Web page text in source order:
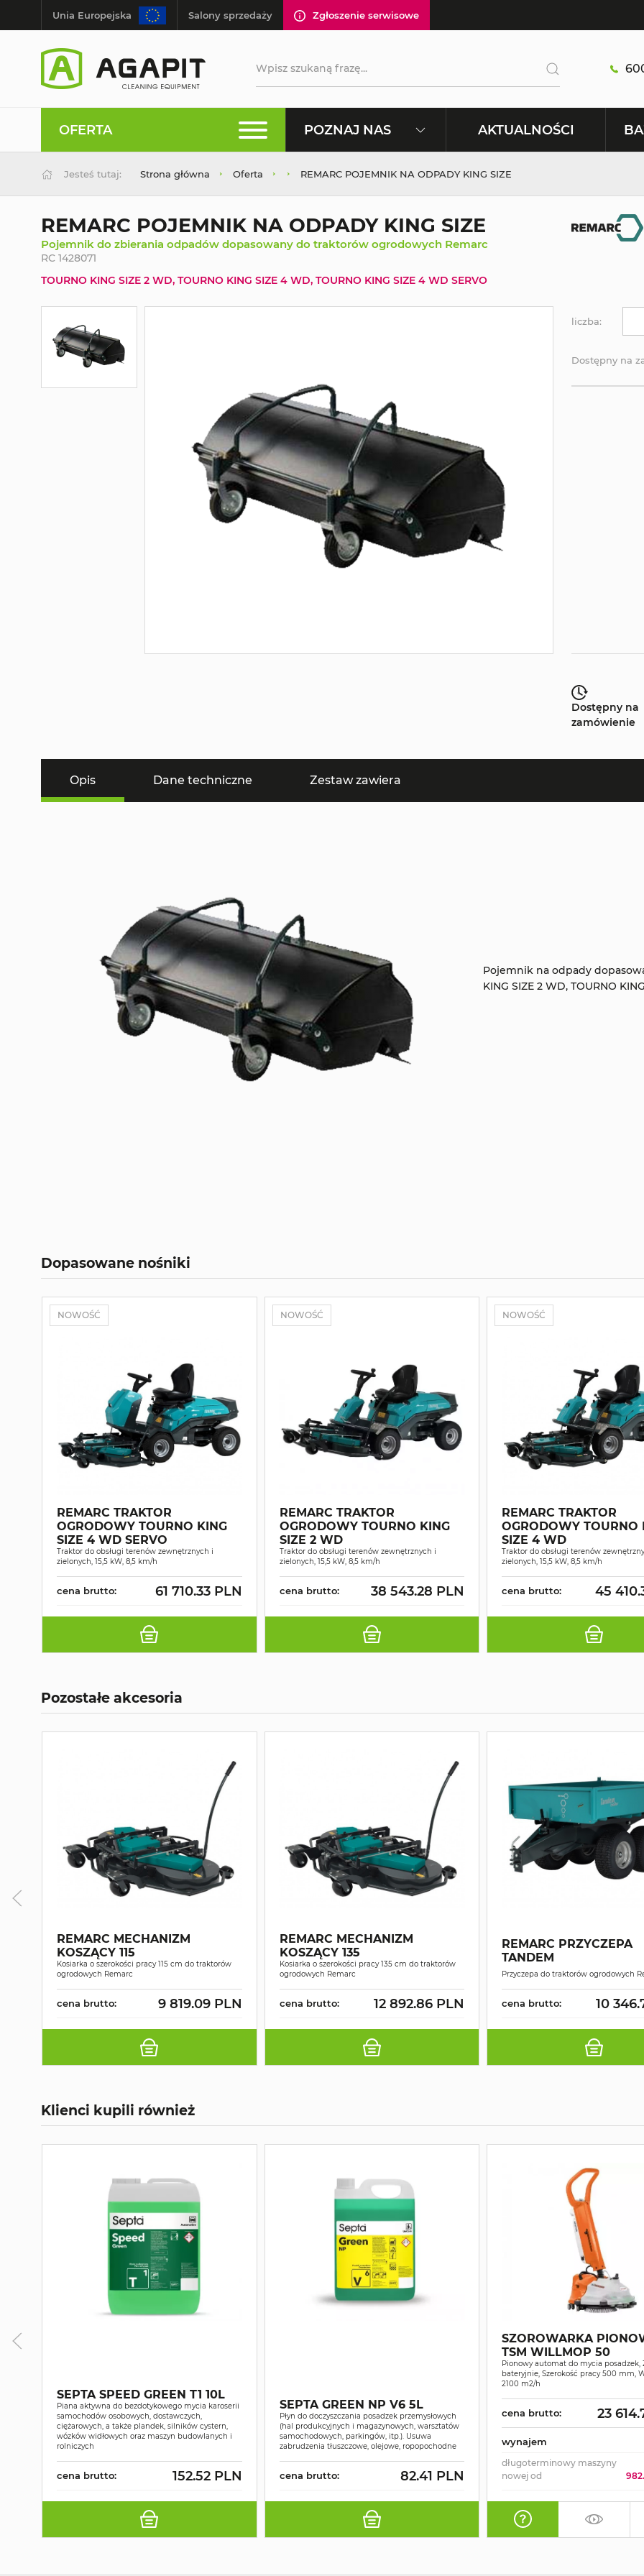
Unia Europejska Salony sprzedaży Zgłoszenie serwisowe
OFERTA POZNAJ NAS AKTUALNOŚCI
Jesteś tutaj: Strona główna Oferta REMARC POJEMNIK NA ODPADY KING SIZE
REMARC POJEMNIK NA ODPADY KING SIZE
Pojemnik do zbierania odpadów dopasowany do traktorów ogrodowych Remarc
RC 1428071
TOURNO KING SIZE 2 WD, TOURNO KING SIZE 4 WD, TOURNO KING SIZE 4 WD SERVO
liczba:
Dostępny na
Dostępny na
zamówienie
Opis Dane techniczne Zestaw zawiera
Pojemnik na odpady
KING SIZE 2 WD, TOURNO
Dopasowane nośniki
NOWOŚĆ
REMARC TRAKTOR
OGRODOWY TOURNO KING
SIZE 4 WD SERVO
Traktor do obsługi terenów zewnętrznych i
zielonych, 15,5 kW, 8,5 km/h
cena brutto: 61 710.33 PLN
NOWOŚĆ
REMARC TRAKTOR
OGRODOWY TOURNO KING
SIZE 2 WD
Traktor do obsługi terenów zewnętrznych i
zielonych, 15,5 kW, 8,5 km/h
cena brutto: 38 543.28 PLN
NOWOŚĆ
REMARC TRAKTOR
OGRODOWY TOURNO
SIZE 4 WD
Traktor do obsługi terenów
zielonych, 15,5 kW, 8,5 km/h
cena brutto: 45
Pozostałe akcesoria
REMARC MECHANIZM
KOSZĄCY 115
Kosiarka o szerokości pracy 115 cm do traktorów
ogrodowych Remarc
cena brutto: 9 819.09 PLN
REMARC MECHANIZM
KOSZĄCY 135
Kosiarka o szerokości pracy 135 cm do traktorów
ogrodowych Remarc
cena brutto: 12 892.86 PLN
REMARC PRZYCZEPA
TANDEM
Przyczepa do traktorów ogrodowych
cena brutto: 10
Klienci kupili również
SEPTA SPEED GREEN T1 10L
Piana aktywna do bezdotykowego mycia karoserii
samochodów osobowych, dostawczych,
ciężarowych, a także plandek, silników cystern,
wózków widłowych oraz maszyn budowlanych i
rolniczych
cena brutto: 152.52 PLN
SEPTA GREEN NP V6 5L
Płyn do doczyszczania posadzek przemysłowych
(hal produkcyjnych i magazynowych, warsztatów
samochodowych, parkingów, itp.). Usuwa
zabrudzenia tłuszczowe, olejowe, ropopochodne
cena brutto: 82.41 PLN
SZOROWARKA
TSM WILLMOP 50
Pionowy automat do mycia posadzek,
bateryjnie, Szerokość pracy 500 mm,
2100 m2/h
cena brutto: 23
wynajem
długoterminowy maszyny
nowej od